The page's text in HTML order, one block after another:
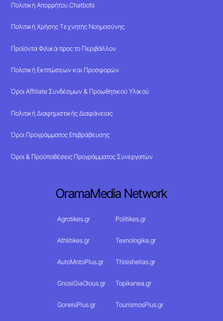
Πολιτική Απορρήτου Chatbots
Πολιτική Χρήσης Τεχνητής Νοημοσύνης
Προϊόντα Φιλικά προς το Περιβάλλον
Πολιτική Εκπτώσεων και Προσφορών
Όροι Affiliate Συνδέσμων & Προωθητικού Υλικού
Πολιτική Διαφημιστικής Διαφάνειας
Όροι Προγράμματος Επιβράβευσης
Όροι & Προϋποθέσεις Προγράμματος Συνεργατών
OramaMedia Network
Agrotikes.gr Politikes.gr
Athlitikes.gr Texnologika.gr
AutoMotoPlus.gr Thisishellas.gr
GnosiGiaOlous.gr Topikanea.gr
GoneisPlus.gr TourismosPlus.gr